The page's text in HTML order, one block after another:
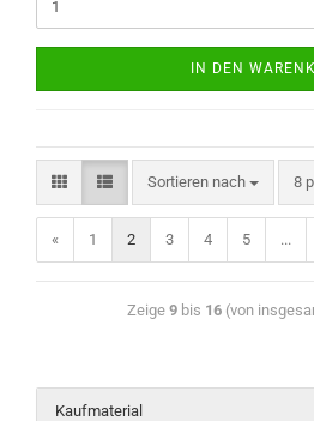
IN DEN
Sortieren nach 8
« 1 2 3 4 5 ...
Zeige 9bis 16(von
Kaufmaterial